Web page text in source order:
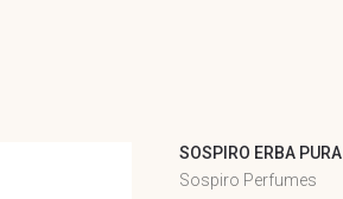
SOSPIRO ERBA PURA
Sospiro Perfumes